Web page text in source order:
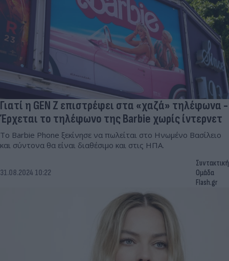
Γιατί η GEN Z επιστρέφει στα «χαζά» τηλέφωνα -
Έρχεται το τηλέφωνο της Barbie χωρίς ίντερνετ
Το Barbie Phone ξεκίνησε να πωλείται στο Ηνωμένο Βασίλειο
και σύντονα θα είναι διαθέσιμο και στις ΗΠΑ.
31.08.2024 10:22
Συντακτική
Ομάδα
Flash.gr